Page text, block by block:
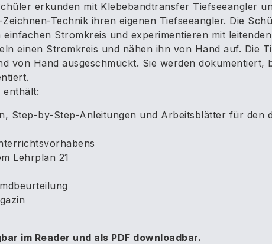
erkunden mit Klebebandtransfer Tiefseeangler
Technik ihren eigenen Tiefseeangler. Die
einfachen Stromkreis und experimentieren mit
einen Stromkreis und nähen ihn von Hand auf. Die
von Hand ausgeschmückt. Sie werden dokumentiert,
enthält:
Step-by-Step-Anleitungen und Arbeitsblätter für den
Lehrplan 21
im Reader und als PDF downloadbar.